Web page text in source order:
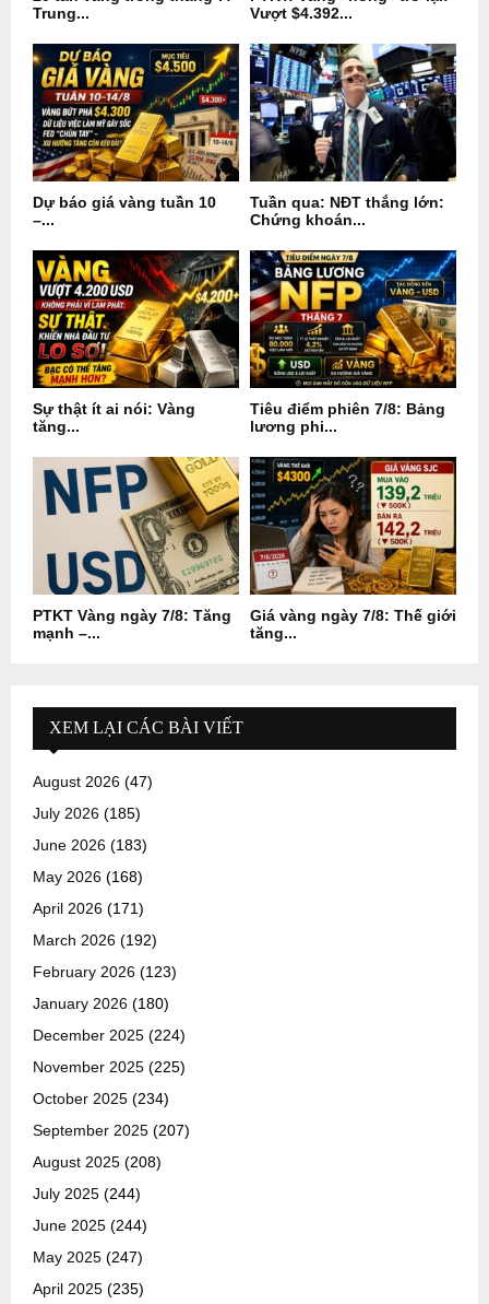
Trung...
Vượt $4.392...
Dự báo giá vàng tuần 10
–...
Tuần qua: NĐT thắng lớn:
Chứng khoán...
Sự thật ít ai nói: Vàng
tăng...
Tiêu điểm phiên 7/8: Bảng
lương phi...
PTKT Vàng ngày 7/8: Tăng
mạnh –...
Giá vàng ngày 7/8: Thế giới
tăng...
XEM LẠI CÁC BÀI VIẾT
August 2026 (47)
July 2026 (185)
June 2026 (183)
May 2026 (168)
April 2026 (171)
March 2026 (192)
February 2026 (123)
January 2026 (180)
December 2025 (224)
November 2025 (225)
October 2025 (234)
September 2025 (207)
August 2025 (208)
July 2025 (244)
June 2025 (244)
May 2025 (247)
April 2025 (235)